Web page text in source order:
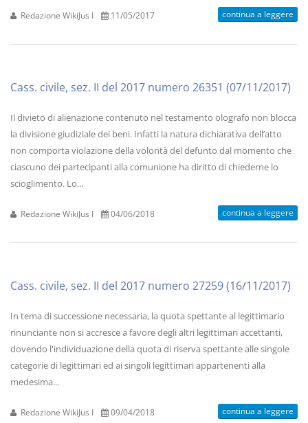
Redazione WikiJus I 11/05/2017 continua a leggere
Cass. civile, sez. II del 2017 numero 26351 (07/11/2017)
Il divieto di alienazione contenuto nel testamento olografo non blocca
la divisione giudiziale dei beni. Infatti la natura dichiarativa dell’atto
non comporta violazione della volontà del defunto dal momento che
ciascuno dei partecipanti alla comunione ha diritto di chiederne lo
scioglimento. Lo...
Redazione WikiJus I 04/06/2018 continua a leggere
Cass. civile, sez. II del 2017 numero 27259 (16/11/2017)
In tema di successione necessaria, la quota spettante al legittimario
rinunciante non si accresce a favore degli altri legittimari accettanti,
dovendo l'individuazione della quota di riserva spettante alle singole
categorie di legittimari ed ai singoli legittimari appartenenti alla
medesima...
Redazione WikiJus I 09/04/2018 continua a leggere